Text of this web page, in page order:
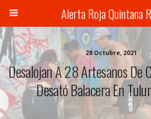
Alerta Roja Quintana
28 Octubre, 2021
Desalojan A 28 Artesanos De
Desató Balacera En